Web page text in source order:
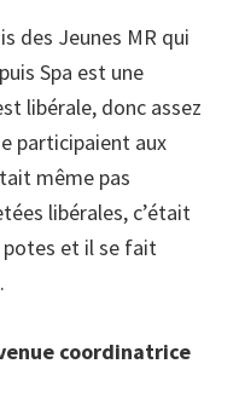
des Jeunes MR qui
Spa est une
libérale, donc assez
participaient aux
même pas
libérales, c’était
et il se fait
coordinatrice